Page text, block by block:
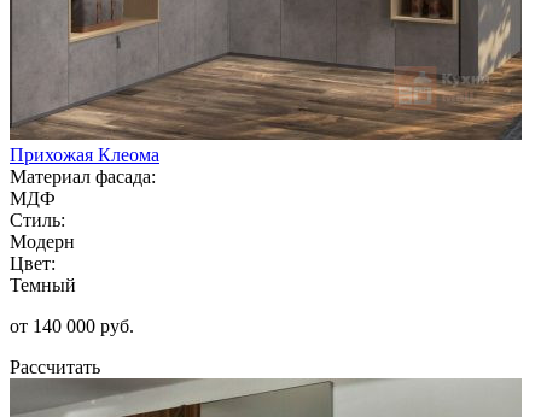
Прихожая Клеома
Материал фасада:
МДФ
Стиль:
Модерн
Цвет:
Темный
от 140 000 руб.
Рассчитать